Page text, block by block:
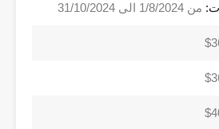
من 1/8/2024 الى 31/10/2024